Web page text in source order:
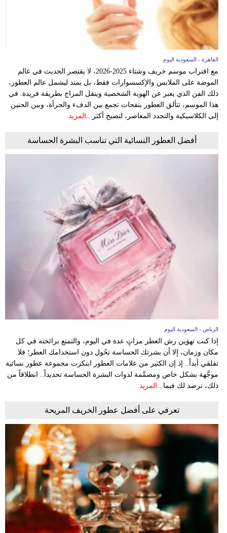
مرأة
علوم
القاهرة - السعودية اليوم
مع اقتراب موسم خريف وشتاء 2025-2026، لا يقتصر الحديث في عالم
الموضة على الملابس والإكسسوارات فقط، بل يمتد ليشمل عالم العطور،
ذلك الفن الذي يعبر عن الهوية الشخصية وينقل المزاج بطريقة فريدة. في
هذا الموسم، تتألق العطور بنفحات تجمع بين الدفء والجرأة، وبين الحنين
إلى الكلاسيكية والتجدد المعاصر، لتصبح أكثر... المزيد
أفضل العطور النسائية التي تناسب البشرة الحساسة
الرياض - السعودية اليوم
إذا كنت تهوَين رش العطر مراتٍ عدة في اليوم، والتمتع برائحته في كل
مكان وزمان، إلا أن بشرتك الحساسة تحُول دون استخدامك العطر؛ فلا
تقلقي أبداً.. إذ إن الكثير من علامات العطور ابتكرت مجموعة عطور نسائية
موجَّهة بشكل خاص ومصمَّمة لذوات البشرة الحساسة تحديداً.. انطلاقاً من
ذلك، نرصد لك فيما... المزيد
تعرفي على أفضل عطور الخريف المريحة